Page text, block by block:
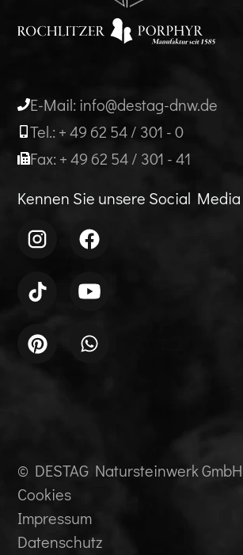
E-Mail: info@destag-dnw.de
Tel.: + 49 62 54 / 301 - 0
Fax: + 49 62 54 / 301 - 41
Kennen Sie unsere Social
© DESTAG Natursteinwerk GmbH
Cookies
Impressum
Datenschutz